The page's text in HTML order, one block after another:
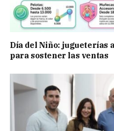
Día del Niño: jugueterías
para sostener las ventas